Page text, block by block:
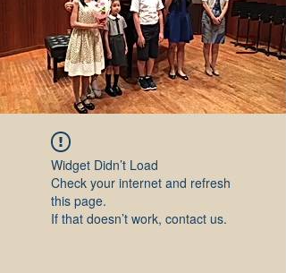
Widget Didn’t Load
Check your internet and refresh
this page.
If that doesn’t work, contact us.